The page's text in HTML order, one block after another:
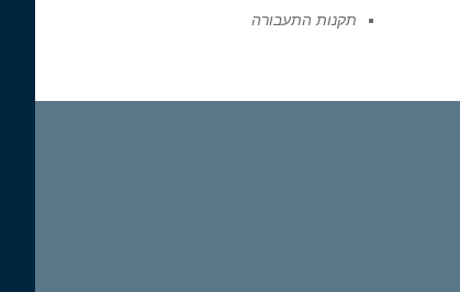
תקנות התעבורה